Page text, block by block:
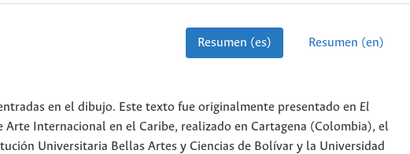
Resumen (es) Resumen (en)
en el dibujo. Este texto fue originalmente presentado en El
Arte Internacional en el Caribe, realizado en Cartagena (Colombia), el
Universitaria Bellas Artes y Ciencias de Bolívar y la Universidad